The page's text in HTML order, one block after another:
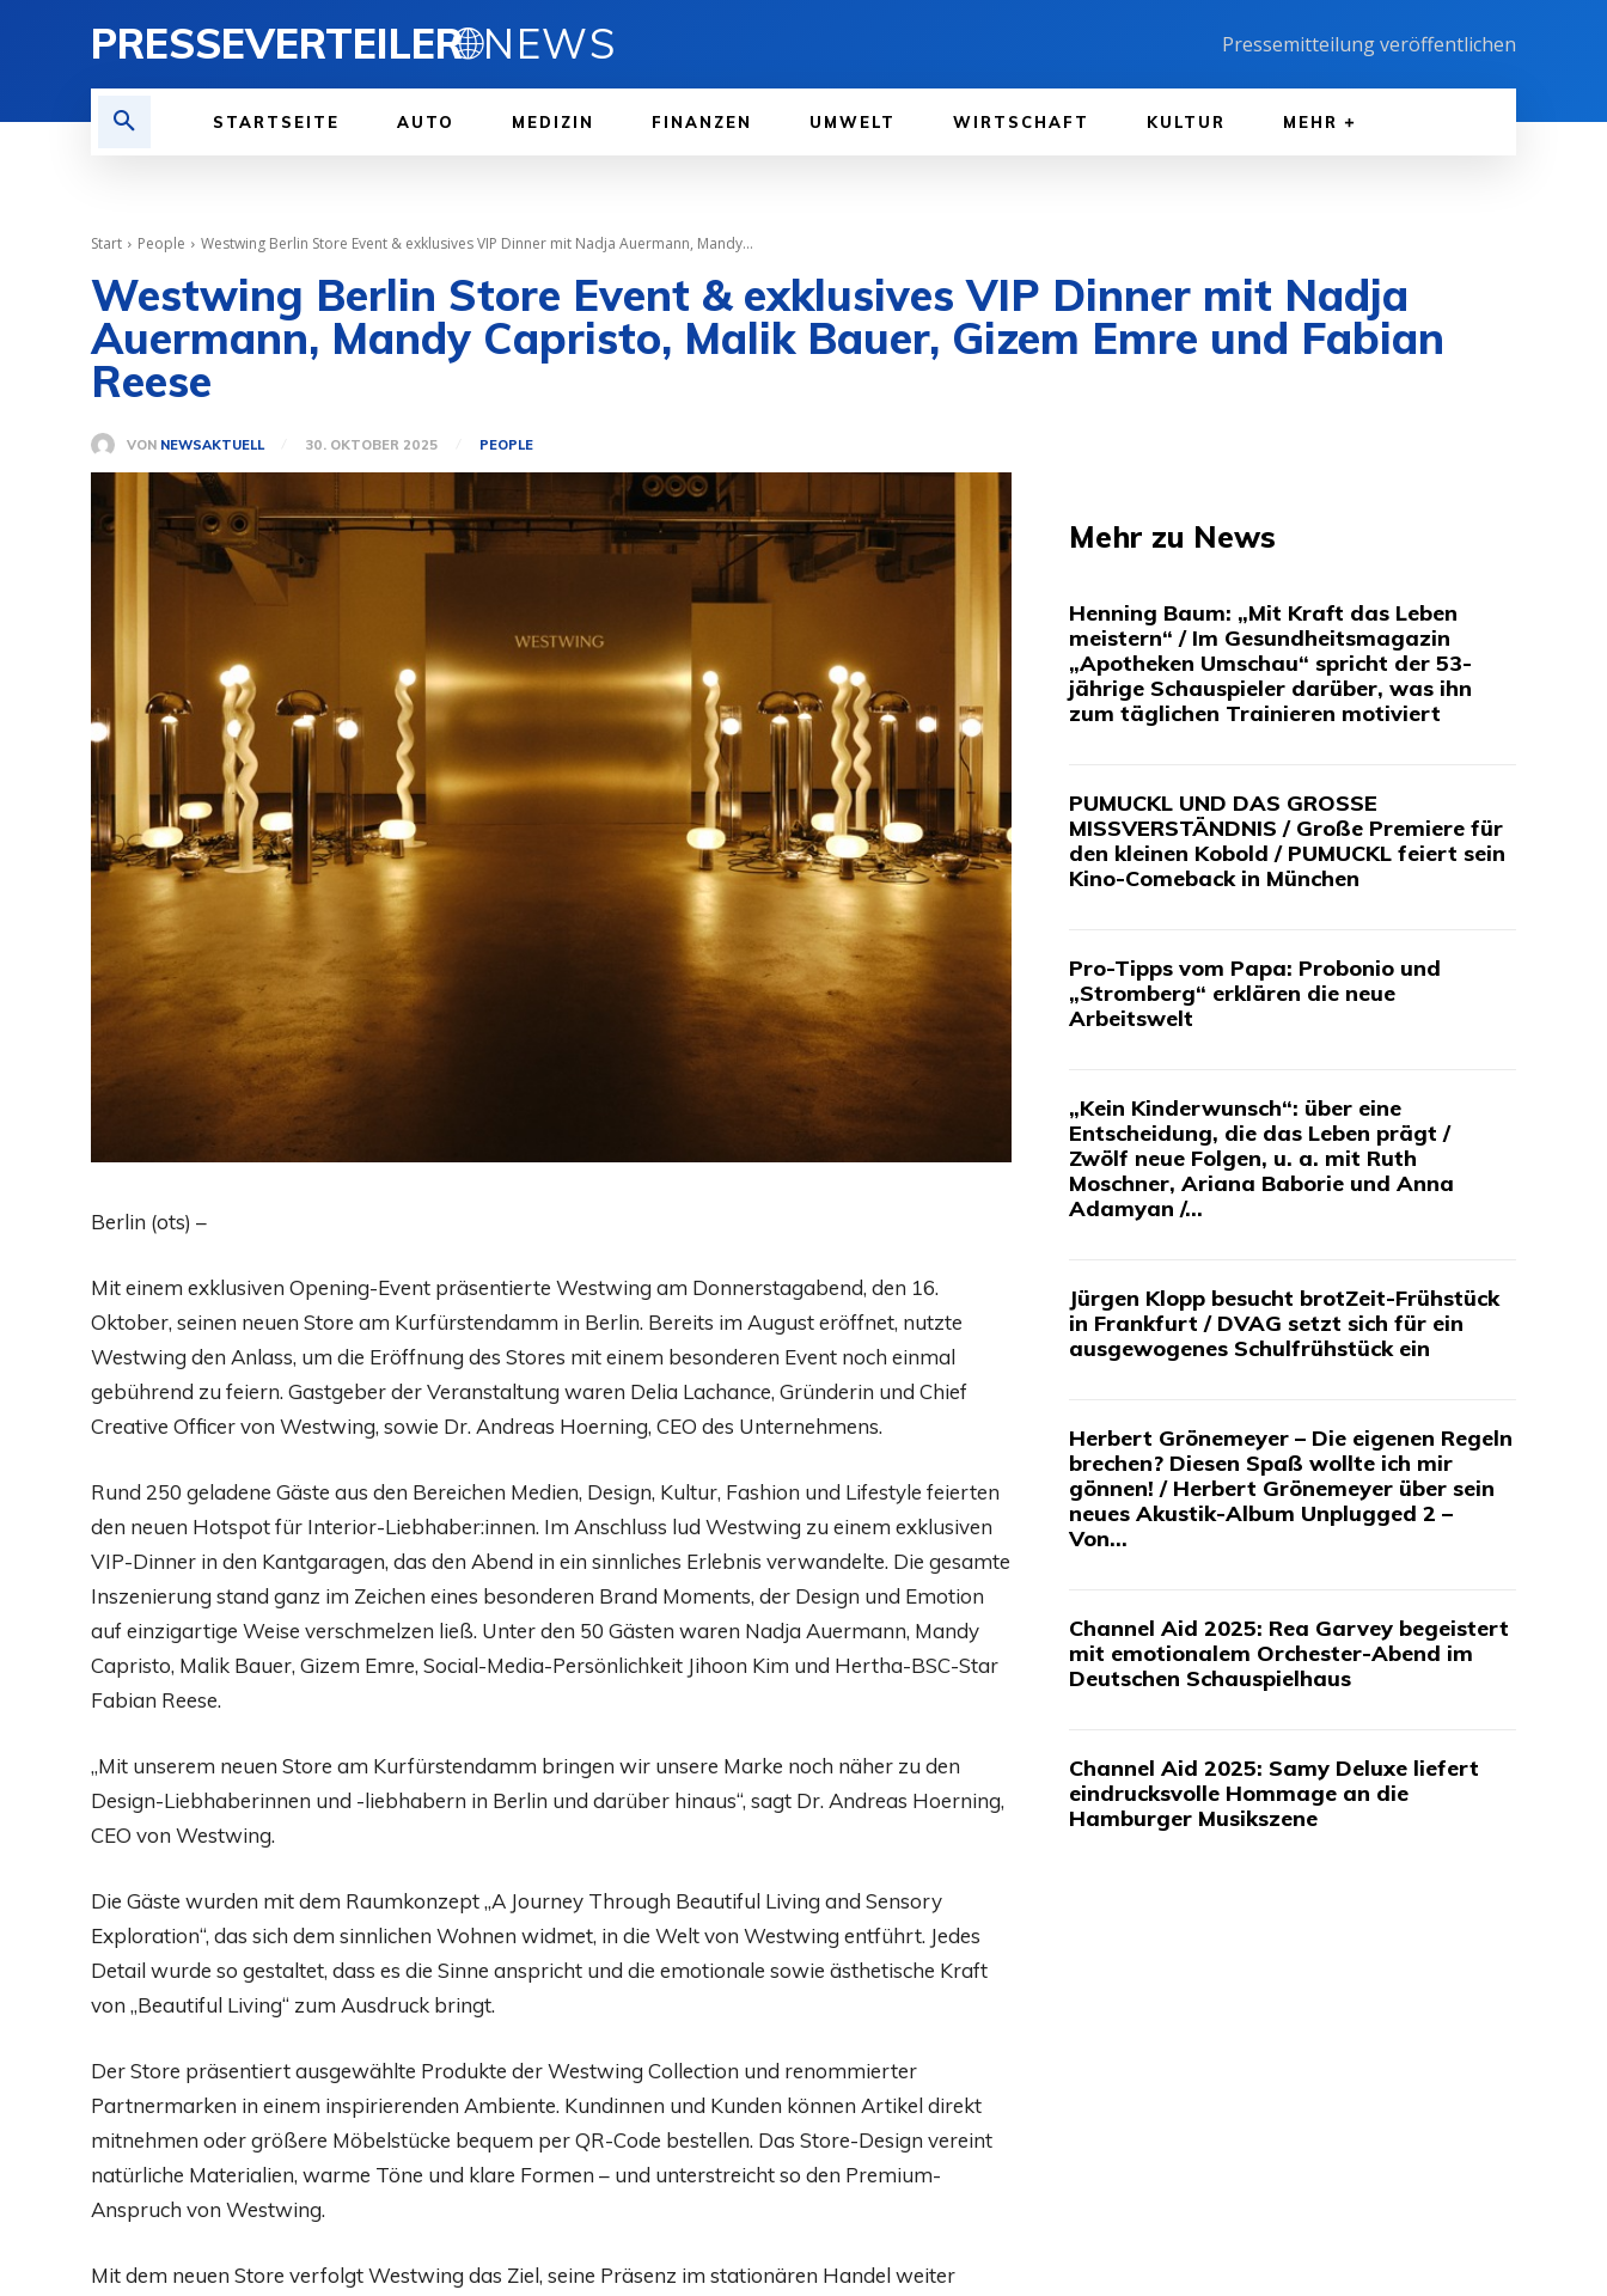
PRESSEVERTEILER🌐NEWS Pressemitteilung veröffentlichen
STARTSEITE AUTO MEDIZIN FINANZEN UMWELT WIRTSCHAFT KULTUR MEHR
Start People Westwing Berlin Store Event & exklusives VIP Dinner mit Nadja Auermann, Mandy...
Westwing Berlin Store Event & exklusives VIP Dinner mit Nadja
Auermann, Mandy Capristo, Malik Bauer, Gizem Emre und Fabian
Reese
VON NEWSAKTUELL 30. OKTOBER 2025 PEOPLE
Berlin (ots) –
Mit einem exklusiven Opening-Event präsentierte Westwing am Donnerstagabend, den 16.
Oktober, seinen neuen Store am Kurfürstendamm in Berlin. Bereits im August eröffnet, nutzte
Westwing den Anlass, um die Eröffnung des Stores mit einem besonderen Event noch einmal
gebührend zu feiern. Gastgeber der Veranstaltung waren Delia Lachance, Gründerin und Chief
Creative Officer von Westwing, sowie Dr. Andreas Hoerning, CEO des Unternehmens.
Rund 250 geladene Gäste aus den Bereichen Medien, Design, Kultur, Fashion und Lifestyle feierten
den neuen Hotspot für Interior-Liebhaber:innen. Im Anschluss lud Westwing zu einem exklusiven
VIP-Dinner in den Kantgaragen, das den Abend in ein sinnliches Erlebnis verwandelte. Die gesamte
Inszenierung stand ganz im Zeichen eines besonderen Brand Moments, der Design und Emotion
auf einzigartige Weise verschmelzen ließ. Unter den 50 Gästen waren Nadja Auermann, Mandy
Capristo, Malik Bauer, Gizem Emre, Social-Media-Persönlichkeit Jihoon Kim und Hertha-BSC-Star
Fabian Reese.
„Mit unserem neuen Store am Kurfürstendamm bringen wir unsere Marke noch näher zu den
Design-Liebhaberinnen und -liebhabern in Berlin und darüber hinaus“, sagt Dr. Andreas Hoerning,
CEO von Westwing.
Die Gäste wurden mit dem Raumkonzept „A Journey Through Beautiful Living and Sensory
Exploration“, das sich dem sinnlichen Wohnen widmet, in die Welt von Westwing entführt. Jedes
Detail wurde so gestaltet, dass es die Sinne anspricht und die emotionale sowie ästhetische Kraft
von „Beautiful Living“ zum Ausdruck bringt.
Der Store präsentiert ausgewählte Produkte der Westwing Collection und renommierter
Partnermarken in einem inspirierenden Ambiente. Kundinnen und Kunden können Artikel direkt
mitnehmen oder größere Möbelstücke bequem per QR-Code bestellen. Das Store-Design vereint
natürliche Materialien, warme Töne und klare Formen – und unterstreicht so den Premium-
Anspruch von Westwing.
Mit dem neuen Store verfolgt Westwing das Ziel, seine Präsenz im stationären Handel weiter
Mehr zu News
Henning Baum: „Mit Kraft das Leben
meistern“ / Im Gesundheitsmagazin
„Apotheken Umschau“ spricht der 53-
jährige Schauspieler darüber, was ihn
zum täglichen Trainieren motiviert
PUMUCKL UND DAS GROSSE
MISSVERSTÄNDNIS / Große Premiere für
den kleinen Kobold / PUMUCKL feiert sein
Kino-Comeback in München
Pro-Tipps vom Papa: Probonio und
„Stromberg“ erklären die neue
Arbeitswelt
„Kein Kinderwunsch“: über eine
Entscheidung, die das Leben prägt /
Zwölf neue Folgen, u. a. mit Ruth
Moschner, Ariana Baborie und Anna
Adamyan /...
Jürgen Klopp besucht brotZeit-Frühstück
in Frankfurt / DVAG setzt sich für ein
ausgewogenes Schulfrühstück ein
Herbert Grönemeyer – Die eigenen Regeln
brechen? Diesen Spaß wollte ich mir
gönnen! / Herbert Grönemeyer über sein
neues Akustik-Album Unplugged 2 –
Von...
Channel Aid 2025: Rea Garvey begeistert
mit emotionalem Orchester-Abend im
Deutschen Schauspielhaus
Channel Aid 2025: Samy Deluxe liefert
eindrucksvolle Hommage an die
Hamburger Musikszene